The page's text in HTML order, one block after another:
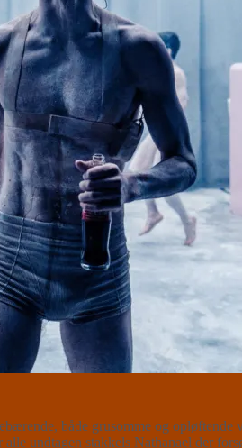
både grusomme og opløftende
undtagen stakkels Nathanael der